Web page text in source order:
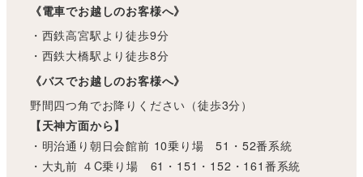
《電車でお越しのお客様へ》
・西鉄高宮駅より徒歩9分
・西鉄大橋駅より徒歩8分
《バスでお越しのお客様へ》
野間四つ角でお降りください（徒歩3分）
【天神方面から】
・明治通り朝日会館前 10乗り場 51・52番系統
・大丸前 ４C乗り場 61・151・152・161番系統